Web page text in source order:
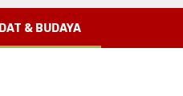
& BUDAYA